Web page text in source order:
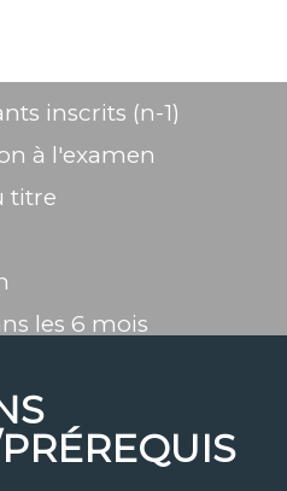
inscrits (n-1)
à l'examen
titre
les 6 mois